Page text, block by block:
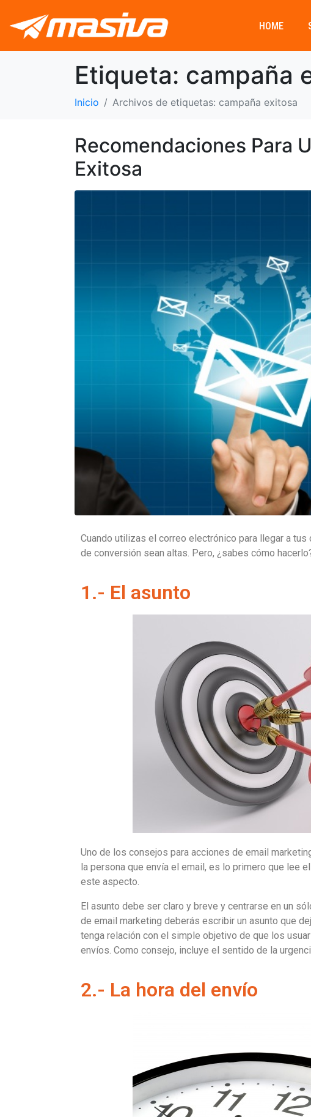
HOME
Etiqueta: campaña
Inicio Archivos de etiquetas: campaña exitosa
Recomendaciones Para
Exitosa
Cuando utilizas el correo electrónico para llegar a
de conversión sean altas. Pero, ¿sabes cómo
1.- El asunto
Uno de los consejos para acciones de email
la persona que envía el email, es lo primero que lee
este aspecto.
El asunto debe ser claro y breve y centrarse en un
de email marketing deberás escribir un asunto que
tenga relación con el simple objetivo de que los
envíos. Como consejo, incluye el sentido de la
2.- La hora del envío